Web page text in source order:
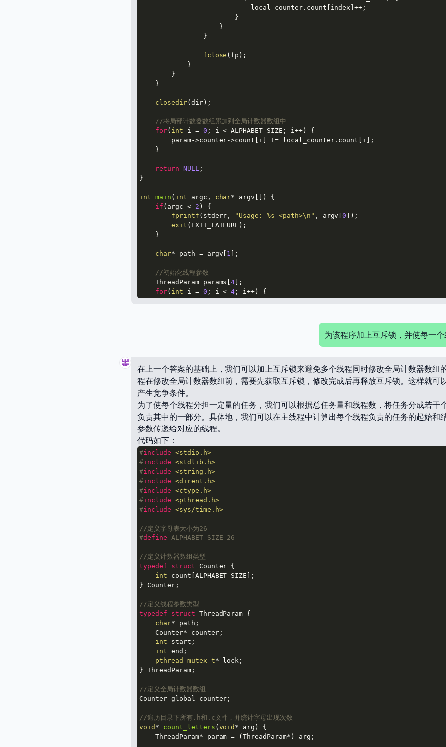
                            local_counter.count[index]++;
                        }
                    }
                }
fclose (fp);
            }
        }
    }
closedir(dir);
//将局部计数器数组累加到全局计数器数组中
for( int i = 0 ; i < ALPHABET_SIZE; i++) {
        param->counter->count[i] += local_counter.count[i];
    }
return NULL ;
}
int main ( int argc, char* argv[])
{
if (argc < 2 ) {
fprintf (stderr, "Usage: %s <path>\n" , argv[ 0 ]);
exit (EXIT_FAILURE);
    }
char* path = argv[ 1 ];
//初始化线程参数
    ThreadParam params[
4];
for( int i = 0 ; i < 4
为该程序加上互斥锁，并使每一
在上一个答案的基础上，我们可以加上互斥锁来避免多个线程同时修改全局计数器数组
程在修改全局计数器数组前，需要先获取互斥锁，修改完成后再释放互斥锁。这样就可
产生竞争条件。
为了使每个线程分担一定量的任务，我们可以根据总任务量和线程数，将任务分成若干
负责其中的一部分。具体地，我们可以在主线程中计算出每个线程负责的任务的起始和
参数传递给对应的线程。
代码如下：
#include <stdio.h>
#include <stdlib.h>
#include <string.h>
#include <dirent.h>
#include <ctype.h>
#include <pthread.h>
#include <sys/time.h>
//定义字母表大小为26
#define ALPHABET_SIZE 26
//定义计数器数组类型
typedef
struct Counter {
int count[ALPHABET_SIZE];
} Counter;
//定义线程参数类型
typedef
struct ThreadParam {
char* path;
    Counter* counter;
int start;
int end;
pthread_mutex_t* lock;
} ThreadParam;
//定义全局计数器数组
Counter global_counter;
//遍历目录下所有.h和.c文件，并统计字母出现次数
void * count_letters ( void * arg)
{
    ThreadParam* param = (ThreadParam*) arg;